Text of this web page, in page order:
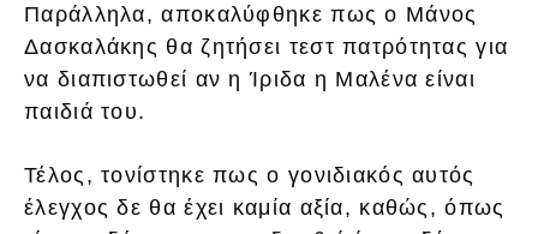
Παράλληλα, αποκαλύφθηκε πως ο Μάνος
Δασκαλάκης θα ζητήσει τεστ πατρότητας για
να διαπιστωθεί αν η Ίριδα η Μαλένα είναι
παιδιά του.
Τέλος, τονίστηκε πως ο γονιδιακός αυτός
έλεγχος δε θα έχει καμία αξία, καθώς, όπως